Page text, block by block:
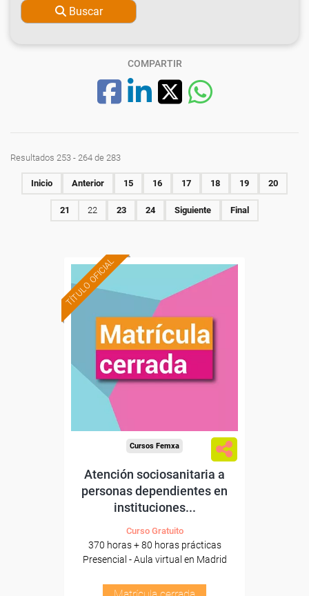
Buscar
COMPARTIR
Resultados 253 - 264 de 283
Inicio Anterior 15 16 17 18 19 20
21 22 23 24 Siguiente Final
TÍTULO OFICIAL
Cursos Femxa
Atención sociosanitaria a
personas dependientes en
instituciones...
Curso Gratuito
370 horas + 80 horas prácticas
Presencial - Aula virtual en Madrid